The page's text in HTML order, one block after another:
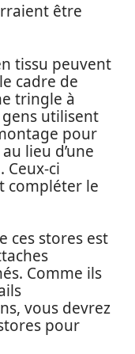
être
tissu peuvent
cadre de
tringle à
utilisent
pour
lieu d’une
Ceux-ci
compléter le
ces stores est
Comme ils
vous devrez
pour